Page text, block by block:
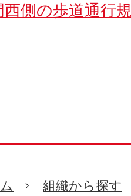
西側の歩道通行
組織から探す